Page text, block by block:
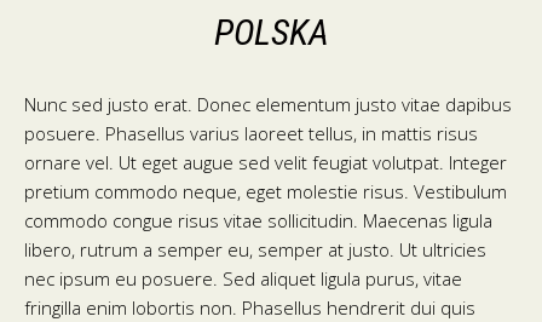
POLSKA
Nunc sed justo erat. Donec elementum justo vitae dapibus
posuere. Phasellus varius laoreet tellus, in mattis risus
ornare vel. Ut eget augue sed velit feugiat volutpat. Integer
pretium commodo neque, eget molestie risus. Vestibulum
commodo congue risus vitae sollicitudin. Maecenas ligula
libero, rutrum a semper eu, semper at justo. Ut ultricies
nec ipsum eu posuere. Sed aliquet ligula purus, vitae
fringilla enim lobortis non. Phasellus hendrerit dui quis